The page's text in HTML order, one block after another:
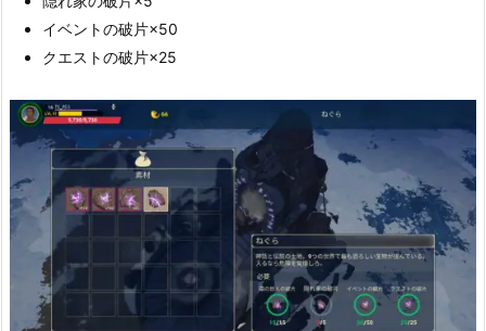
イベントの破片×50
クエストの破片×25